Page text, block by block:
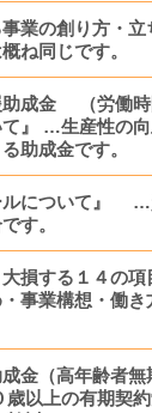
事業の創り方・
ね同じです。
助成金 （労働
』 …生産性の
助成金です。
ルについて』 …
す。
大損する１４の
事業構想・働
成金（高年齢者
以上の有期契